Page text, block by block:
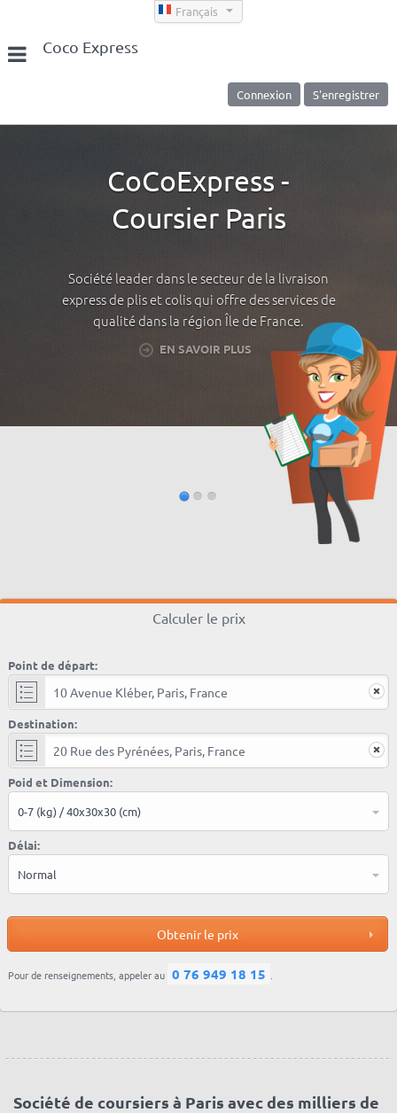
Français
Coco Express
S'enregistrer
Connexion
CoCoExpress -
Coursier Paris
Société leader dans le secteur de la livraison
express de plis et colis qui offre des services de
qualité dans la région Île de France.
EN SAVOIR PLUS
Calculer le prix
Point de départ:
Destination:
Poid et Dimension:
0-7 (kg) / 40x30x30 (cm)
Délai:
Normal
Pour de renseignements, appeler au 0 76 949 18 15
Société de coursiers à Paris avec des milliers de